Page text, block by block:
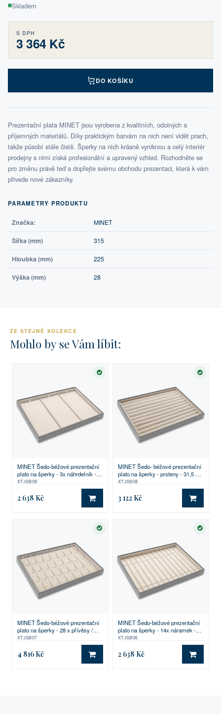
Skladem
S DPH
3 364 Kč
DO KOŠÍKU
Prezentační plata MINET jsou vyrobena z kvalitních, odolných a
příjemných materiálů. Díky praktickým barvám na nich není vidět prach,
takže působí stále čistě. Šperky na nich krásně vyniknou a celý interiér
prodejny s nimi získá profesionální a upravený vzhled. Rozhodněte se
pro změnu právě teď a dopřejte svému obchodu prezentaci, která k vám
přivede nové zákazníky.
PARAMETRY PRODUKTU
Značka: MINET
Šířka (mm) 315
Hloubka (mm) 225
Výška (mm) 28
ZE STEJNÉ KOLEKCE
Mohlo by se Vám líbit:
SKLADEM
MINET Šedo-béžové prezentační
plato na šperky - 3x náhrdelník -
31,5 x 22,5 cm
XTJSB09
2 638 Kč DO KOŠÍKU
MINET Šedo- béžové prezentační
plato na šperky - prsteny - 31,5 x
22,5 cm
XTJSB08
3 122 Kč DO
SKLADEM
MINET Šedo-béžové prezentační
plato na šperky - 28 x přívěsy /
řetízky s přívěskem - 31,5 x 22,5
XTJSB07
4 816 Kč DO KOŠÍKU
MINET Šedo-béžové prezentační
plato na šperky - 14x náramek -
31,5 x 22,5 cm
XTJSB06
2 638 Kč DO